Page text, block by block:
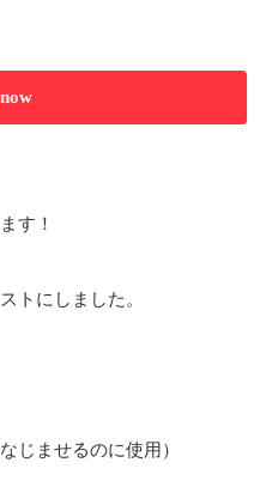
す！
トにしました。
じませるのに使用）